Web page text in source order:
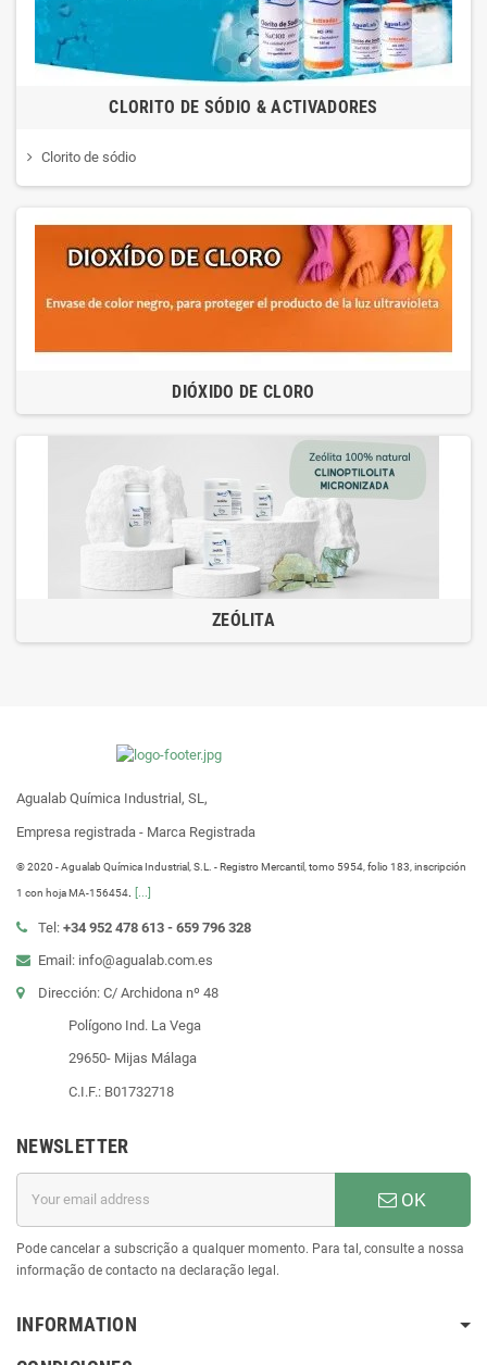
CLORITO DE SÓDIO & ACTIVADORES
Clorito de sódio
DIÓXIDO DE CLORO
ZEÓLITA
Agualab Química Industrial, SL,
Empresa registrada - Marca Registrada
® 2020 - Agualab Química Industrial, S.L. - Registro Mercantil, tomo 5954, folio 183, inscripción
1 con hoja MA-156454. [...]
Tel: +34 952 478 613 - 659 796 328
Email: info@agualab.com.es
Dirección: C/ Archidona nº 48
Polígono Ind. La Vega
29650- Mijas Málaga
C.I.F.: B01732718
NEWSLETTER
OK
Pode cancelar a subscrição a qualquer momento. Para tal, consulte a nossa
informação de contacto na declaração legal.
INFORMATION